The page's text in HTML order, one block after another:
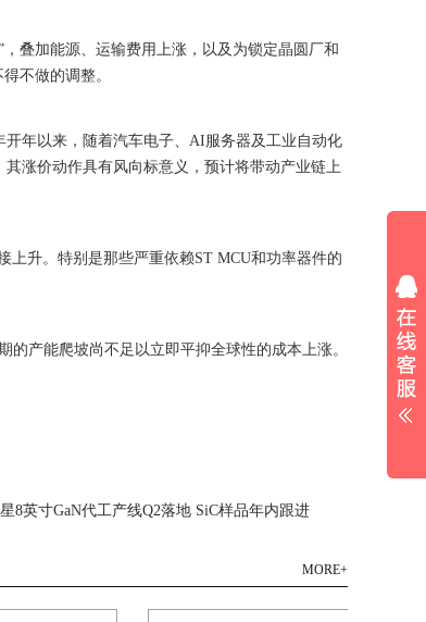
叠加能源、运输费用上涨，以及为锁定晶圆厂和
不做的调整。
开年以来，随着汽车电子、AI服务器及工业自动化
涨价动作具有风向标意义，预计将带动产业链上
上升。特别是那些严重依赖ST MCU和功率器件的
产能爬坡尚不足以立即平抑全球性的成本上涨。
8英寸GaN代工产线Q2落地 SiC样品年内跟进
MORE+